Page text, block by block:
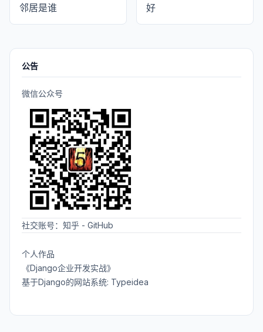
邻居是谁
好
公告
微信公众号
社交账号： 知乎 - GitHub
个人作品
《Django企业开发实战》
基于Django的网站系统: Typeidea